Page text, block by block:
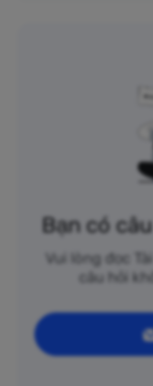
Bạn có
Vui lòng đọc
câu hỏi